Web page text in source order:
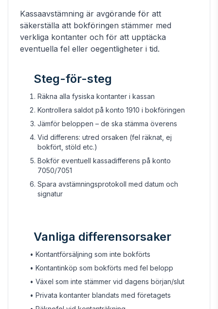
Kassaavstämning är avgörande för att
säkerställa att bokföringen stämmer med
verkliga kontanter och för att upptäcka
eventuella fel eller oegentligheter i tid.
Steg-för-steg
Räkna alla fysiska kontanter i kassan
Kontrollera saldot på konto 1910 i bokföringen
Jämför beloppen – de ska stämma överens
Vid differens: utred orsaken (fel räknat, ej
bokfört, stöld etc.)
Bokför eventuell kassadifferens på konto
7050/7051
Spara avstämningsprotokoll med datum och
signatur
Vanliga differensorsaker
• Kontantförsäljning som inte bokförts
• Kontantinköp som bokförts med fel belopp
• Växel som inte stämmer vid dagens början/slut
• Privata kontanter blandats med företagets